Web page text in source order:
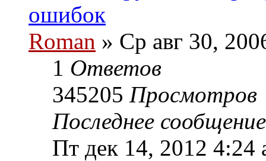
ошибок
Roman » Ср авг 30,
1 Ответов
345205 Просмотров
Последнее
Пт дек 14, 2012 4:24